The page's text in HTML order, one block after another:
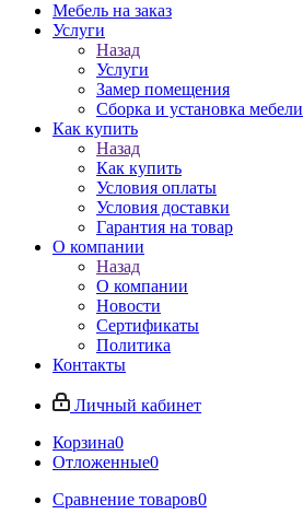
Мебель на заказ
Услуги
Назад
Услуги
Замер помещения
Сборка и установка мебели
Как купить
Назад
Как купить
Условия оплаты
Условия доставки
Гарантия на товар
О компании
Назад
О компании
Новости
Сертификаты
Политика
Контакты
Личный кабинет
Корзина0
Отложенные0
Сравнение товаров0